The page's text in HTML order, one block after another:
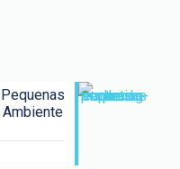
Ambiente